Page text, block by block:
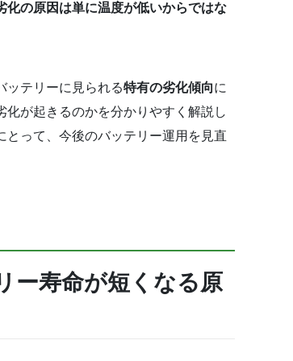
化の原因は単に温度が低いからではな
ッテリーに見られる特有の劣化傾向に
が起きるのかを分かりやすく解説し
とって、今後のバッテリー運用を見直
ー寿命が短くなる原